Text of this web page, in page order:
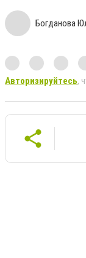
Богданова
Авторизируйтесь,